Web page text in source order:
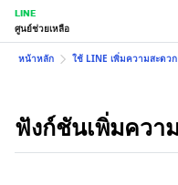
LINE
ศูนย์ช่วยเหลือ
หน้าหลัก ใช้ LINE เพิ่มความสะดวก
ฟังก์ชันเพิ่มควา